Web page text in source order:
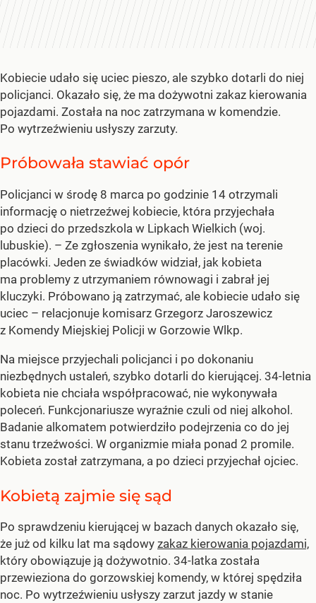
Kobiecie udało się uciec pieszo, ale szybko dotarli do niej
policjanci. Okazało się, że ma dożywotni zakaz kierowania
pojazdami. Została na noc zatrzymana w komendzie.
Po wytrzeźwieniu usłyszy zarzuty.
Próbowała stawiać opór
Policjanci w środę 8 marca po godzinie 14 otrzymali
informację o nietrzeźwej kobiecie, która przyjechała
po dzieci do przedszkola w Lipkach Wielkich (woj.
lubuskie). – Ze zgłoszenia wynikało, że jest na terenie
placówki. Jeden ze świadków widział, jak kobieta
ma problemy z utrzymaniem równowagi i zabrał jej
kluczyki. Próbowano ją zatrzymać, ale kobiecie udało się
uciec – relacjonuje komisarz Grzegorz Jaroszewicz
z Komendy Miejskiej Policji w Gorzowie Wlkp.
Na miejsce przyjechali policjanci i po dokonaniu
niezbędnych ustaleń, szybko dotarli do kierującej. 34-letnia
kobieta nie chciała współpracować, nie wykonywała
poleceń. Funkcjonariusze wyraźnie czuli od niej alkohol.
Badanie alkomatem potwierdziło podejrzenia co do jej
stanu trzeźwości. W organizmie miała ponad 2 promile.
Kobieta został zatrzymana, a po dzieci przyjechał ojciec.
Kobietą zajmie się sąd
Po sprawdzeniu kierującej w bazach danych okazało się,
że już od kilku lat ma sądowy zakaz kierowania pojazdami,
który obowiązuje ją dożywotnio. 34-latka została
przewieziona do gorzowskiej komendy, w której spędziła
noc. Po wytrzeźwieniu usłyszy zarzut jazdy w stanie